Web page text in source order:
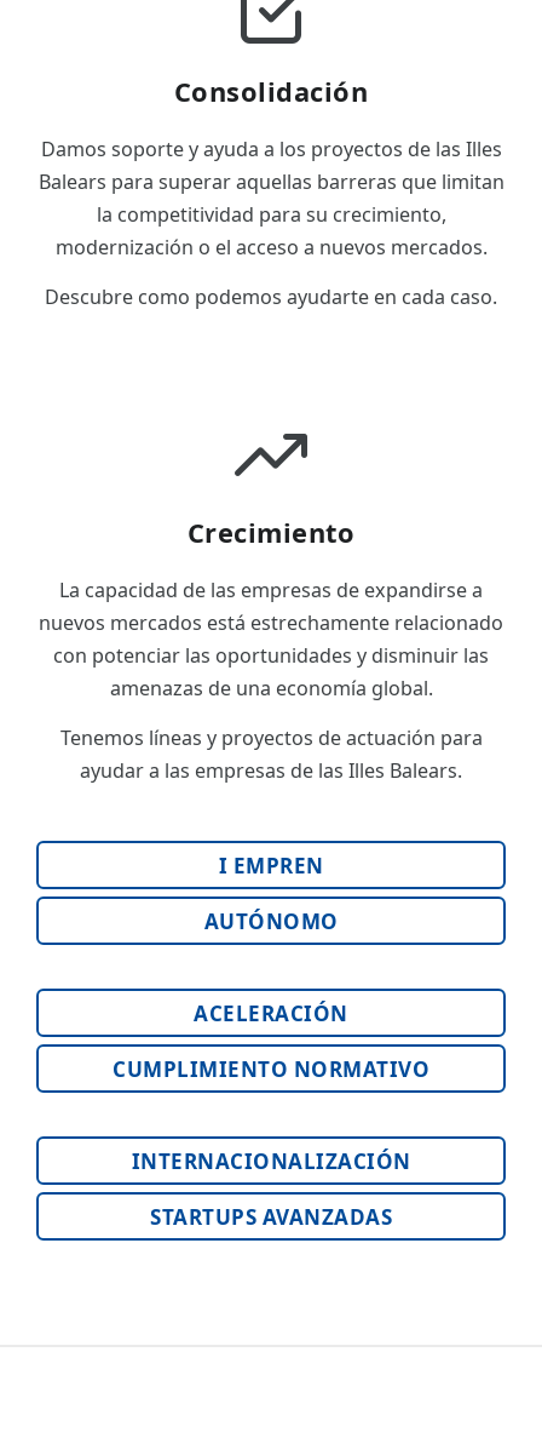
Consolidación
Damos soporte y ayuda a los proyectos de las Illes
Balears para superar aquellas barreras que limitan
la competitividad para su crecimiento,
modernización o el acceso a nuevos mercados.
Descubre como podemos ayudarte en cada caso.
Crecimiento
La capacidad de las empresas de expandirse a
nuevos mercados está estrechamente relacionado
con potenciar las oportunidades y disminuir las
amenazas de una economía global.
Tenemos líneas y proyectos de actuación para
ayudar a las empresas de las Illes Balears.
I EMPREN
AUTÓNOMO
ACELERACIÓN
CUMPLIMIENTO NORMATIVO
INTERNACIONALIZACIÓN
STARTUPS AVANZADAS